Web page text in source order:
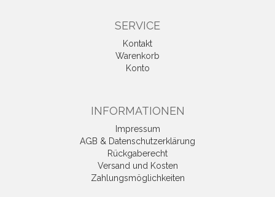
SERVICE
Kontakt
Warenkorb
Konto
INFORMATIONEN
Impressum
AGB & Datenschutzerklärung
Rückgaberecht
Versand und Kosten
Zahlungsmöglichkeiten